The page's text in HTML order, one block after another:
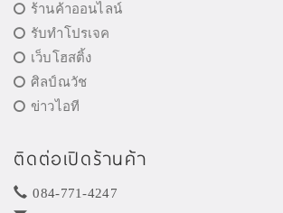
ร้านค้าออนไลน์
รับทำโปรเจค
เว็บโฮสติ้ง
ศิลป์ณวัช
ข่าวไอที
ติดต่อเปิดร้านค้า
084-771-4247